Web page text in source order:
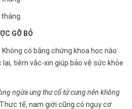
GỠ BỎ
có bằng chứng khoa học nào
tiêm vắc-xin giúp bảo vệ sức khỏe
ngừa ung thư cổ tử cung nên không
tế, nam giới cũng có nguy cơ